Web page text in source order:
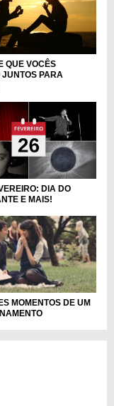
QUE VOCÊS
JUNTOS PARA
DIA DO
E MAIS!
MOMENTOS DE UM